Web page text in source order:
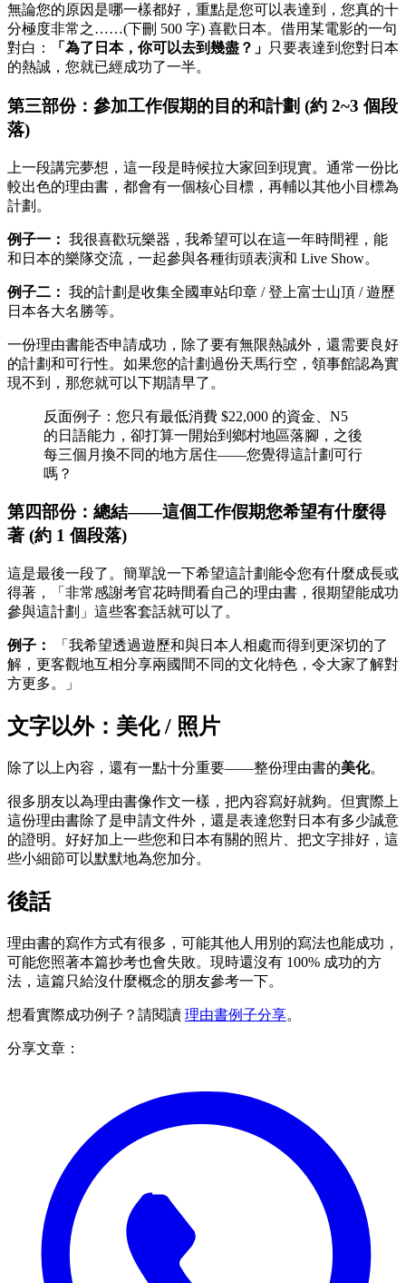
無論您的原因是哪一樣都好，重點是您可以表達到，您真的十
分極度非常之……(下刪 500 字) 喜歡日本。借用某電影的一句
對白：
「為了日本，你可以去到幾盡？」 只要表達到您對日本
的熱誠，您就已經成功了一半。
第三部份：參加工作假期的目的和計劃 (約 2~3 個段
落)
上一段講完夢想，這一段是時候拉大家回到現實。通常一份比
較出色的理由書，都會有一個核心目標，再輔以其他小目標為
計劃。
例子一： 我很喜歡玩樂器，我希望可以在這一年時間裡，能
和日本的樂隊交流，一起參與各種街頭表演和 Live Show。
例子二： 我的計劃是收集全國車站印章 / 登上富士山頂 / 遊歷
日本各大名勝等。
一份理由書能否申請成功，除了要有無限熱誠外，還需要良好
的計劃和可行性。如果您的計劃過份天馬行空，領事館認為實
現不到，那您就可以下期請早了。
反面例子：您只有最低消費 $22,000 的資金、N5
的日語能力，卻打算一開始到鄉村地區落腳，之後
每三個月換不同的地方居住——您覺得這計劃可行
嗎？
第四部份：總結——這個工作假期您希望有什麼得
著 (約 1 個段落)
這是最後一段了。簡單說一下希望這計劃能令您有什麼成長或
得著，「非常感謝考官花時間看自己的理由書，很期望能成功
參與這計劃」這些客套話就可以了。
例子：
「我希望透過遊歷和與日本人相處而得到更深切的了
解，更客觀地互相分享兩國間不同的文化特色，令大家了解對
方更多。」
文字以外：美化 / 照片
除了以上內容，還有一點十分重要——整份理由書的美化。
很多朋友以為理由書像作文一樣，把內容寫好就夠。但實際上
這份理由書除了是申請文件外，還是表達您對日本有多少誠意
的證明。好好加上一些您和日本有關的照片、把文字排好，這
些小細節可以默默地為您加分。
後話
理由書的寫作方式有很多，可能其他人用別的寫法也能成功，
可能您照著本篇抄考也會失敗。現時還沒有 100% 成功的方
法，這篇只給沒什麼概念的朋友參考一下。
想看實際成功例子？請閱讀 理由書例子分享。
分享文章：